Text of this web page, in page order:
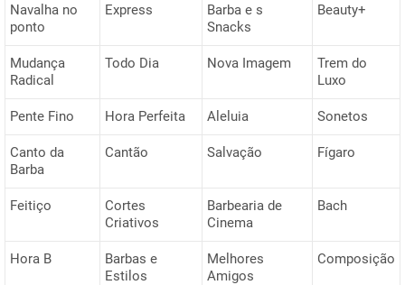
Navalha no
ponto
Express
Barba e s
Snacks
Beauty+
Mudança
Radical
Todo Dia Nova Imagem
Trem do
Luxo
Pente Fino Hora Perfeita Aleluia Sonetos
Canto da
Barba
Cantão Salvação Fígaro
Feitiço
Cortes
Criativos
Barbearia de
Cinema
Bach
Hora B
Barbas e
Estilos
Melhores
Amigos
Composição